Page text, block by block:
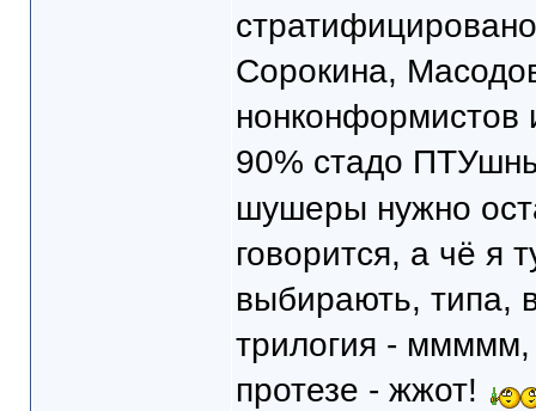
Сорокина,
90% стадо
шушеры нужно
говорится, а чё я
выбирають, типа,
трилогия - ммммм,
протезе - жжот!